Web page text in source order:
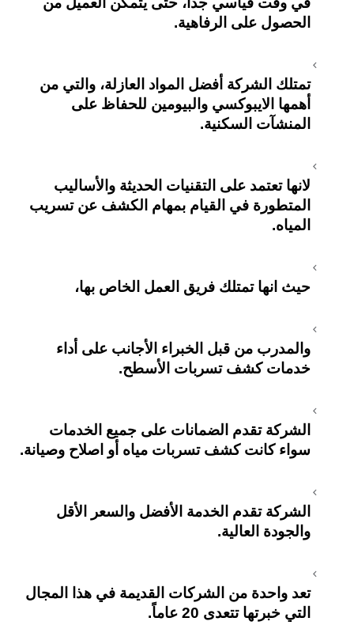
الحصول على الرفاهية.
تمتلك الشركة أفضل المواد العازلة، والتي من
أهمها الايبوكسي والبيومين للحفاظ على
المنشآت السكنية.
لانها تعتمد على التقنيات الحديثة والأساليب
المتطورة في القيام بمهام الكشف عن تسريب
المياه.
حيث انها تمتلك فريق العمل الخاص بها،
والمدرب من قبل الخبراء الأجانب على أداء
خدمات كشف تسربات الأسطح.
الشركة تقدم الضمانات على جميع الخدمات
سواء كانت كشف تسربات مياه أو اصلاح وصيانة.
الشركة تقدم الخدمة الأفضل والسعر الأقل
والجودة العالية.
تعد واحدة من الشركات القديمة في هذا المجال
التي خبرتها تتعدى 20 عاماً.